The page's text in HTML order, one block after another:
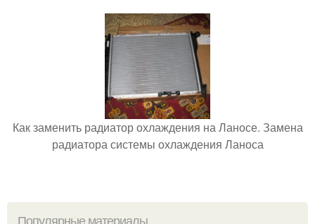
Как заменить радиатор охлаждения на Ланосе. Замена
радиатора системы охлаждения Ланоса